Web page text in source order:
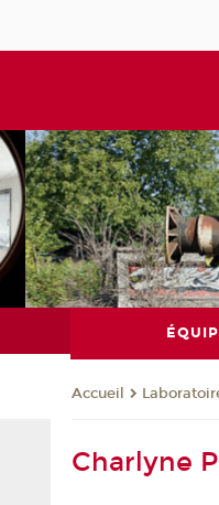
Accueil
Charlyne